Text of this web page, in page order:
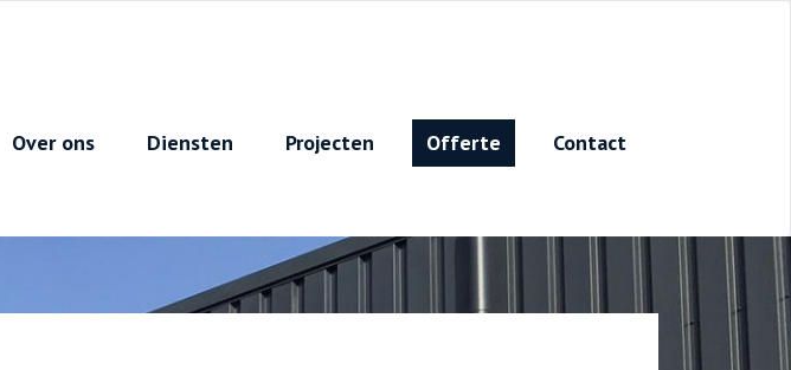
Over ons Diensten Projecten Offerte Contact